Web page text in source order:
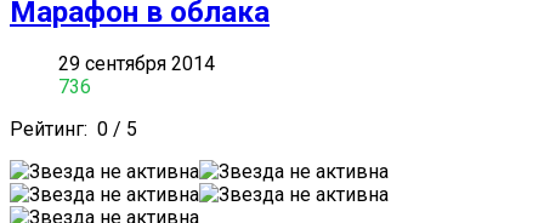
Марафон в облака
29 сентября 2014
736
Рейтинг: 0 / 5